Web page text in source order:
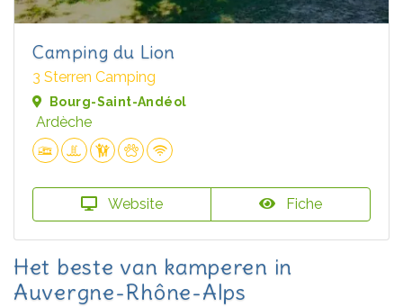
Camping du Lion
3 Sterren Camping
Bourg-Saint-Andéol
Ardèche
Website Fiche
Het beste van kamperen in
Auvergne-Rhône-Alps